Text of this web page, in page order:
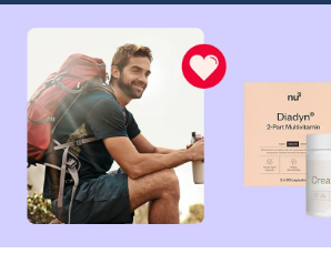
in considerazione quando si cerca il
alimentazionedi cui esso è dotato.
chemanuale.